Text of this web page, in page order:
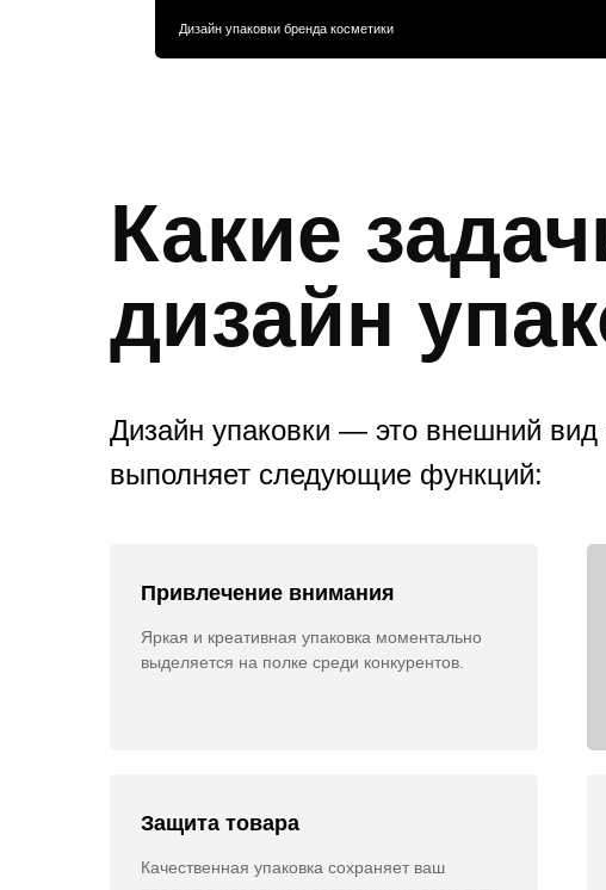
Яркая и креативная упаковка моментально
выделяется на полке среди конкурентов.
Привлечение внимания
Качественная упаковка сохраняет ваш
Защита товара
Какие
дизайн
Дизайн упаковки — это внешний вид
выполняет следующие функций: